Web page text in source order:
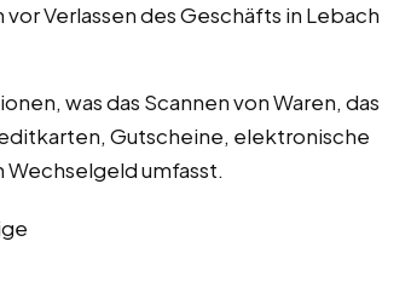
Verlassen des Geschäfts in Lebach
was das Scannen von Waren, das
Gutscheine, elektronische
Wechselgeld umfasst.